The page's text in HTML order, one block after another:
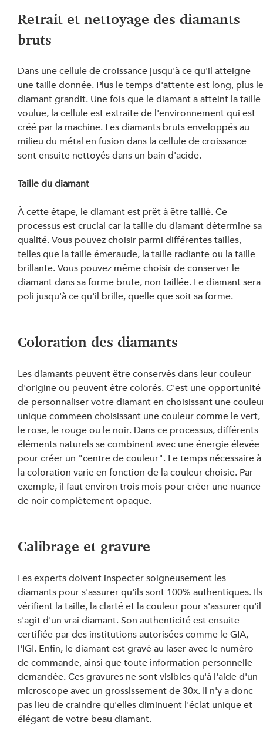
Retrait et nettoyage des diamants
bruts
Dans une cellule de croissance jusqu'à ce qu'il atteigne
une taille donnée. Plus le temps d'attente est long, plus
diamant grandit. Une fois que le diamant a atteint la taille
voulue, la cellule est extraite de l'environnement qui est
créé par la machine. Les diamants bruts enveloppés au
milieu du métal en fusion dans la cellule de croissance
sont ensuite nettoyés dans un bain d'acide.
Taille du diamant
À cette étape, le diamant est prêt à être taillé. Ce
processus est crucial car la taille du diamant détermine
qualité. Vous pouvez choisir parmi différentes tailles,
telles que la taille émeraude, la taille radiante ou la taille
brillante. Vous pouvez même choisir de conserver le
diamant dans sa forme brute, non taillée. Le diamant sera
poli jusqu'à ce qu'il brille, quelle que soit sa forme.
Coloration des diamants
Les diamants peuvent être conservés dans leur couleur
d'origine ou peuvent être colorés. C'est une opportunité
de personnaliser votre diamant en choisissant une
unique commeen choisissant une couleur comme le vert,
le rose, le rouge ou le noir. Dans ce processus, différents
éléments naturels se combinent avec une énergie élevée
pour créer un "centre de couleur". Le temps nécessaire
la coloration varie en fonction de la couleur choisie. Par
exemple, il faut environ trois mois pour créer une nuance
de noir complètement opaque.
Calibrage et gravure
Les experts doivent inspecter soigneusement les
diamants pour s'assurer qu'ils sont 100% authentiques.
vérifient la taille, la clarté et la couleur pour s'assurer
s'agit d'un vrai diamant. Son authenticité est ensuite
certifiée par des institutions autorisées comme le GIA,
l'IGI. Enfin, le diamant est gravé au laser avec le numéro
de commande, ainsi que toute information personnelle
demandée. Ces gravures ne sont visibles qu'à l'aide d'un
microscope avec un grossissement de 30x. Il n'y a donc
pas lieu de craindre qu'elles diminuent l'éclat unique et
élégant de votre beau diamant.